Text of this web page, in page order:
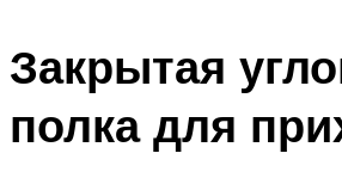
Закрытая
полка для